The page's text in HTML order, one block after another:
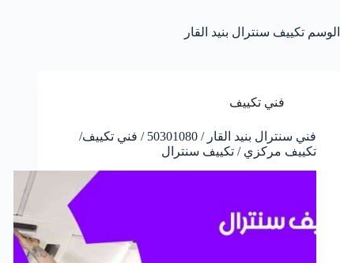
الوسم تكييف سنترال بنيد القار
فني تكييف
فني سنترال بنيد القار / 50301080 / فني تكييف/
تكييف مركزي / تكييف سنترال